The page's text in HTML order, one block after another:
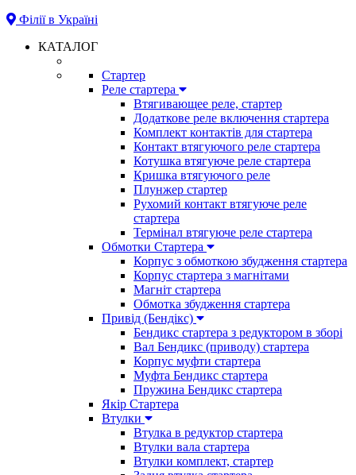
Філії в Україні
КАТАЛОГ
Стартер
Реле стартера
Втягивающее реле, стартер
Додаткове реле включення стартера
Комплект контактів для стартера
Контакт втягуючого реле стартера
Котушка втягуюче реле стартера
Кришка втягуючого реле
Плунжер стартер
Рухомий контакт втягуюче реле
стартера
Термінал втягуюче реле стартера
Обмотки Стартера
Корпус з обмоткою збудження стартера
Корпус стартера з магнітами
Магніт стартера
Обмотка збудження стартера
Привід (Бендікс)
Бендикс стартера з редуктором в зборі
Вал Бендикс (приводу) стартера
Корпус муфти стартера
Муфта Бендикс стартера
Пружина Бендикс стартера
Якір Стартера
Втулки
Втулка в редуктор стартера
Втулки вала стартера
Втулки комплект, стартер